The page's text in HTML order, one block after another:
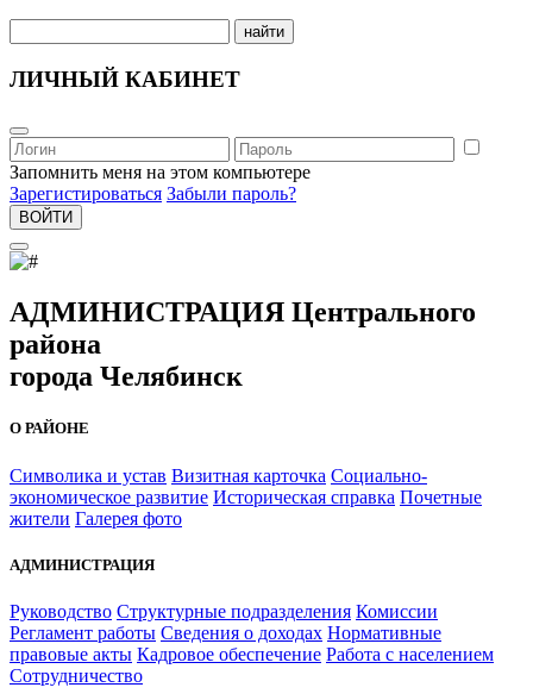
найти
ЛИЧНЫЙ КАБИНЕТ
Запомнить меня на этом компьютере
Зарегистироваться Забыли пароль?
ВОЙТИ
АДМИНИСТРАЦИЯ Центрального
района
города Челябинск
О РАЙОНЕ
Символика и устав Визитная карточка Социально-
экономическое развитие Историческая справка Почетные
жители Галерея фото
АДМИНИСТРАЦИЯ
Руководство Структурные подразделения Комиссии
Регламент работы Сведения о доходах Нормативные
правовые акты Кадровое обеспечение Работа с населением
Сотрудничество